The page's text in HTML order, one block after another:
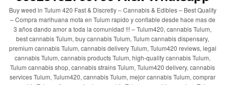
Buy weed in Tulum 420 Fast & Discretly – Cannabis & Edibles – Best Quality
– Compra marihuana mota en Tulum rapido y confiable desde hace mas de
3 años dando amor a toda la comunidad !!! – Tulum420, cannabis Tulum,
best cannabis Tulum, buy cannabis Tulum, Tulum cannabis dispensary,
premium cannabis Tulum, cannabis delivery Tulum, Tulum420 reviews, legal
cannabis Tulum, cannabis products Tulum, high-quality cannabis Tulum,
Tulum cannabis shop, cannabis strains Tulum, Tulum420 delivery, cannabis
services Tulum, Tulum420, cannabis Tulum, mejor cannabis Tulum, comprar